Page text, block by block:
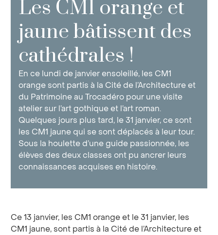
Les CM1 orange et
jaune bâtissent des
cathédrales !
En ce lundi de janvier ensoleillé, les CM1
orange sont partis à la Cité de l’Architecture et
du Patrimoine au Trocadéro pour une visite
atelier sur l’art gothique et l’art roman.
Quelques jours plus tard, le 31 janvier, ce sont
les CM1 jaune qui se sont déplacés à leur tour.
Sous la houlette d’une guide passionnée, les
élèves des deux classes ont pu ancrer leurs
connaissances acquises en histoire.
Ce 13 janvier, les CM1 orange et le 31 janvier, les
CM1 jaune, sont partis à la Cité de l’Architecture et